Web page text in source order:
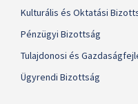
Kulturális és Oktatási
Pénzügyi Bizottság
Tulajdonosi és
Ügyrendi Bizottság